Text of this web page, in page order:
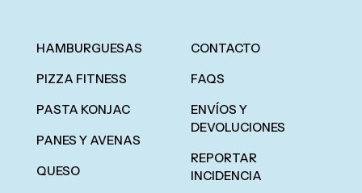
HAMBURGUESAS
PIZZA FITNESS
PASTA KONJAC
PANES Y AVENAS
QUESO
CONTACTO
FAQS
ENVÍOS Y
DEVOLUCIONES
REPORTAR
INCIDENCIA